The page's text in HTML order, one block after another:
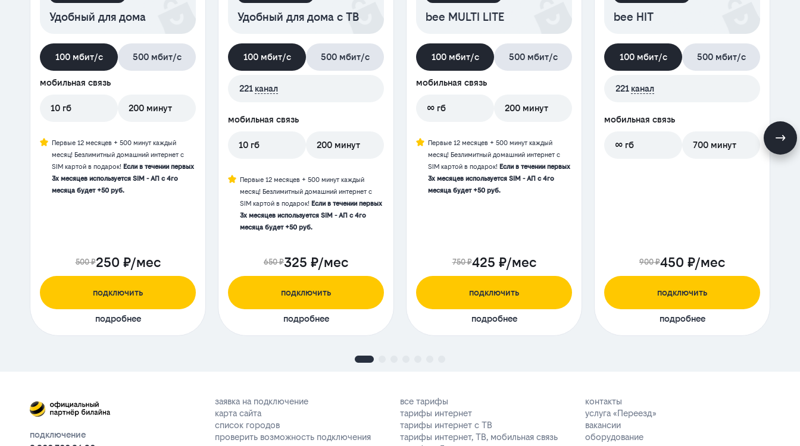
Удобный для дома
100 мбит/с 500 мбит/с
мобильная связь
10 гб 200 минут
Первые 12 месяцев + 500 минут каждый
месяц! Безлимитный домашний интернет с
SIM картой в подарок! Если в течении первых
3х месяцев используется SIM - АП с 4го
месяца будет +50 руб.
500 ₽250 ₽/мес
подключить
подробнее
Удобный для дома с ТВ
100 мбит/с 500 мбит/с
221 канал
мобильная связь
10 гб 200 минут
Первые 12 месяцев + 500 минут каждый
месяц! Безлимитный домашний интернет с
SIM картой в подарок! Если в течении первых
3х месяцев используется SIM - АП с 4го
месяца будет +50 руб.
650 ₽325 ₽/мес
подключить
подробнее
bee MULTI LITE
100 мбит/с 500 мбит/с
мобильная связь
∞ гб 200 минут
Первые 12 месяцев + 500 минут каждый
месяц! Безлимитный домашний интернет с
SIM картой в подарок! Если в течении первых
3х месяцев используется SIM - АП с 4го
месяца будет +50 руб.
750 ₽425 ₽/мес
подключить
подробнее
bee HIT
100 мбит/с 500 мбит/с
221 канал
мобильная связь
∞ гб 700 минут
900 ₽450 ₽/мес
подключить
подробнее
подключение
заявка на подключение
карта сайта
список городов
проверить возможность подключения
все тарифы
тарифы интернет
тарифы интернет с ТВ
тарифы интернет, ТВ, мобильная связь
контакты
услуга «Переезд»
вакансии
оборудование